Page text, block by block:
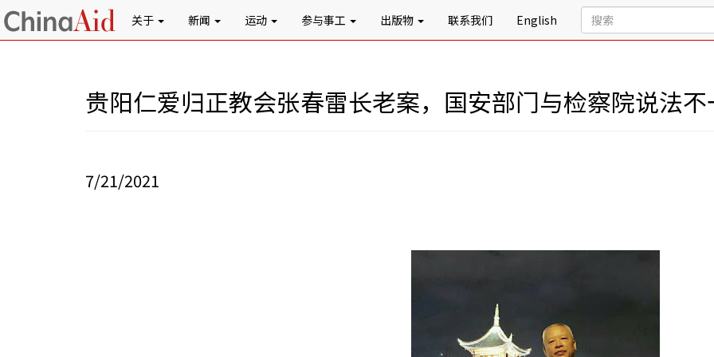
关于 新闻 运动 参与事工 出版物 联系我们 English
贵阳仁爱归正教会张春雷长老案，国安部门与检察院说法不
7/21/2021